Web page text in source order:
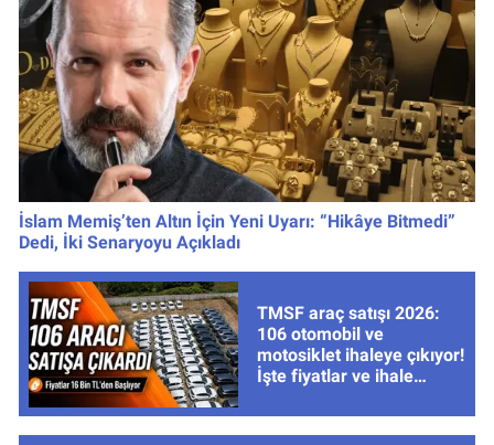
İslam Memiş’ten Altın İçin Yeni Uyarı: “Hikâye Bitmedi”
Dedi, İki Senaryoyu Açıkladı
TMSF araç satışı 2026:
106 otomobil ve
motosiklet ihaleye çıkıyor!
İşte fiyatlar ve ihale